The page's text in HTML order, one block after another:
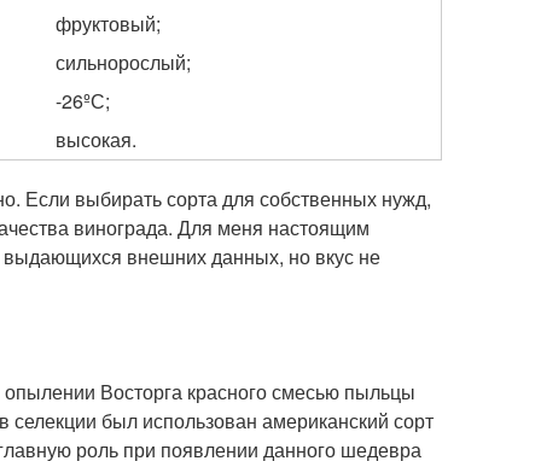
фруктовый;
сильнорослый;
-26ºС;
высокая.
Если выбирать сорта для собственных нужд,
винограда. Для меня настоящим
внешних данных, но вкус не
Восторга красного смесью пыльцы
был использован американский сорт
роль при появлении данного шедевра